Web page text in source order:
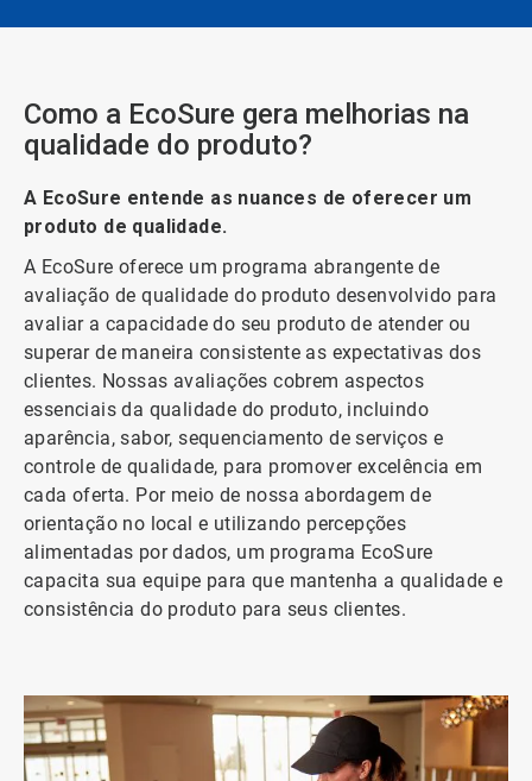
Como a EcoSure gera melhorias na
qualidade do produto?
A EcoSure entende as nuances de oferecer um
produto de qualidade.
A EcoSure oferece um programa abrangente de
avaliação de qualidade do produto desenvolvido para
avaliar a capacidade do seu produto de atender ou
superar de maneira consistente as expectativas dos
clientes. Nossas avaliações cobrem aspectos
essenciais da qualidade do produto, incluindo
aparência, sabor, sequenciamento de serviços e
controle de qualidade, para promover excelência em
cada oferta. Por meio de nossa abordagem de
orientação no local e utilizando percepções
alimentadas por dados, um programa EcoSure
capacita sua equipe para que mantenha a qualidade e
consistência do produto para seus clientes.